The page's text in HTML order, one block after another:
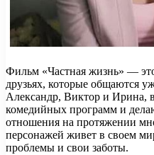
Фильм «Частная жизнь» —
друзьях, которые общаются
Александр, Виктор и Ирина,
комедийных программ и
отношения на протяжении
персонажей живет в своем
проблемы и свои заботы.